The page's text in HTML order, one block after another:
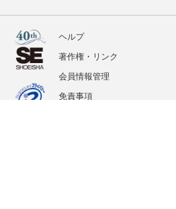
ヘルプ
著作権・リンク
会員情報管理
免責事項